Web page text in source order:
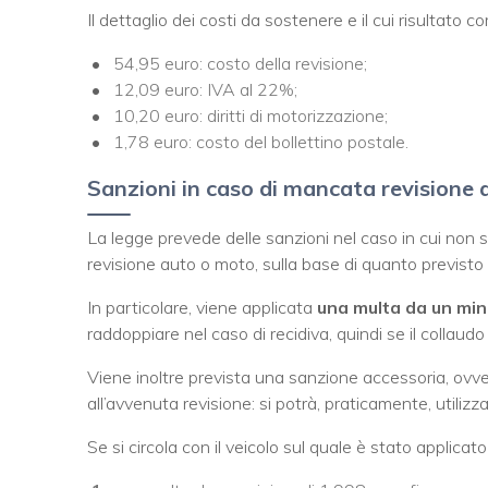
Il dettaglio dei costi da sostenere e il cui risultato
54,95 euro: costo della revisione;
12,09 euro: IVA al 22%;
10,20 euro: diritti di motorizzazione;
1,78 euro: costo del bollettino postale.
Sanzioni in caso di mancata revisione
La legge prevede delle sanzioni nel caso in cui
revisione auto o moto, sulla base di quanto previsto
In particolare, viene applicata una multa da un
raddoppiare nel caso di recidiva, quindi se il
Viene inoltre prevista una sanzione accessoria,
all’avvenuta revisione: si potrà, praticamente,
Se si circola con il veicolo sul quale è stato